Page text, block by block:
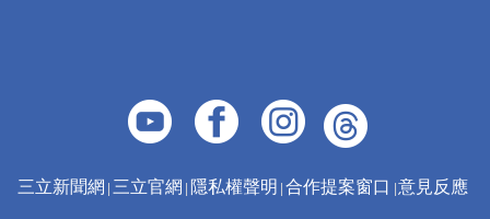
三立新聞網 三立官網 隱私權聲明 合作提案窗口 意見反應